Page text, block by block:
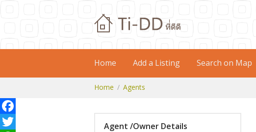
Home Add a Listing Search on Map
Home Agents
Agent /Owner Details
Facebook